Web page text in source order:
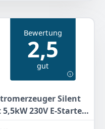
Schutzart IP23
Gewicht
Bewertung
2,5
gut
Silent
230V E-Starter
luftgekühlt